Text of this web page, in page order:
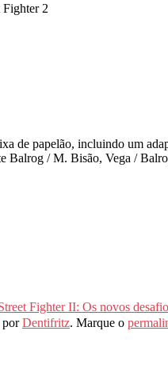
2
de papelão, incluindo um
Balrog / M. Bisão, Vega /
Fighter II: Os novos
porDentifritz. Marque o